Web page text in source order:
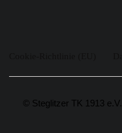
© Steglitzer TK 1913 e.V.